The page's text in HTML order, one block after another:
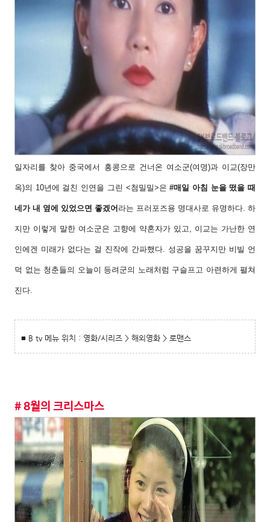
일자리를 찾아 중국에서 홍콩으로 건너온 여소군(여명)과 이교(장만
옥)의 10년에 걸친 인연을 그린 <첨밀밀>은#매일 아침 눈을 떴을 때
네가 내 옆에 있었으면 좋겠어 라는 프러포즈용 명대사로 유명하다. 하
지만 이렇게 말한 여소군은 고향에 약혼자가 있고, 이교는 가난한 연
인에겐 미래가 없다는 걸 진작에 간파했다. 성공을 꿈꾸지만 비빌 언
덕 없는 청춘들의 오늘이 등려군의 노래처럼 구슬프고 아련하게 펼쳐
진다.
■ B tv 메뉴 위치 : 영화/시리즈 > 해외영화 > 로맨스
# 8월의 크리스마스